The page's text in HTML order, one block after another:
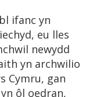
ifanc yn
eu lles
newydd
yn archwilio
Cymru, gan
ôl oedran,